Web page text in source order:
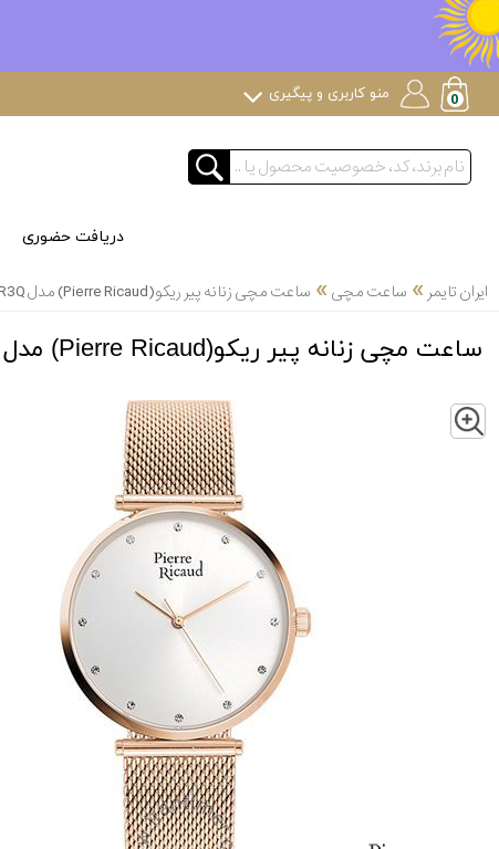
منو کاربری و پیگیری
دریافت حضوری
ایران تایمر » ساعت مچی» ساعت مچی زنانه پیر ریکو(Pierre Ricaud) مدل P22035.91R3Q
ساعت مچی زنانه پیر ریکو(Pierre Ricaud) مدل P22035.91R3Q